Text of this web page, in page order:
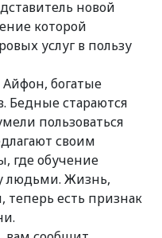
новой
которой
услуг в пользу
богатые
Бедные стараются
пользоваться
своим
где обучение
людьми. Жизнь,
теперь есть признак